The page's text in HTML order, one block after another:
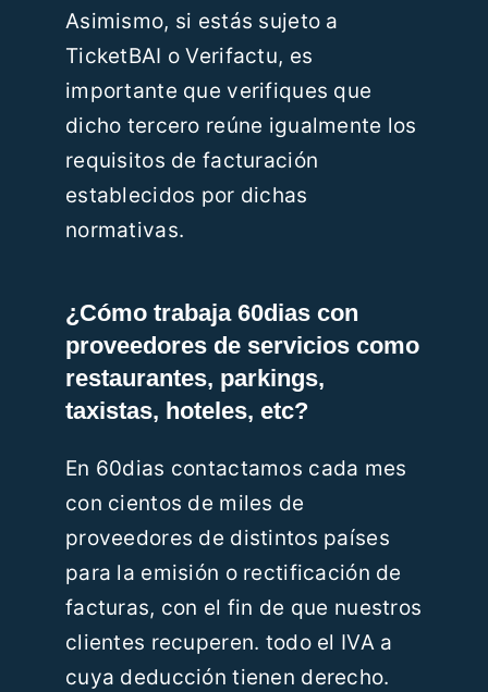
Asimismo, si estás sujeto a
TicketBAI o Verifactu, es
importante que verifiques que
dicho tercero reúne igualmente los
requisitos de facturación
establecidos por dichas
normativas.
¿Cómo trabaja 60dias con
proveedores de servicios como
restaurantes, parkings,
taxistas, hoteles, etc?
En 60dias contactamos cada mes
con cientos de miles de
proveedores de distintos países
para la emisión o rectificación de
facturas, con el fin de que nuestros
clientes recuperen. todo el IVA a
cuya deducción tienen derecho.